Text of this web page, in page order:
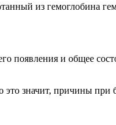
из гемоглобина
появления и общее